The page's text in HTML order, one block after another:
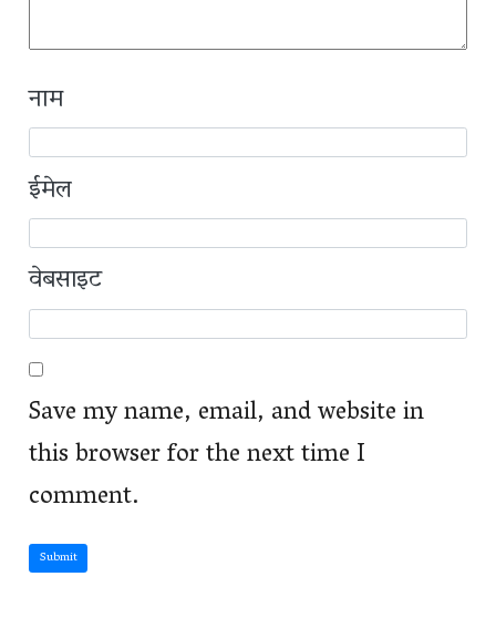
नाम
ईमेल
वेबसाइट
Save my name, email, and website in
this browser for the next time I
comment.
Submit